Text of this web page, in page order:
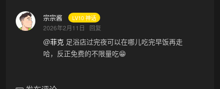
宗宗酱 LV10 神话
2026年2月11日 回复
@菲克 足浴店过完夜可以在哪儿吃完早饭再走
哈，反正免费的不限量吃😁